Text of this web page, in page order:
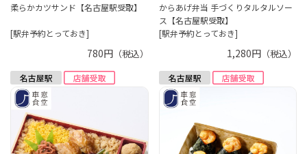
柔らかカツサンド【名古屋駅受取】
[駅弁予約とっておき]
780円（税込）
からあげ弁当 手づくりタルタルソー
ス【名古屋駅受取】
[駅弁予約とっておき]
1,280円 （税込）